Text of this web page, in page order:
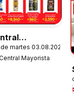
martes 03.08.2026
Mayorista